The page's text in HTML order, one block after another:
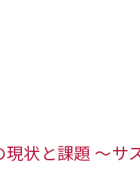
現状と課題 ～